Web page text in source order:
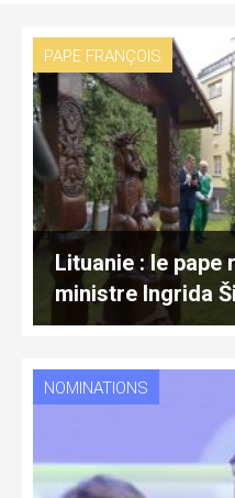
PAPE FRANÇOIS
Lituanie : le pape
ministre Ingrida
NOMINATIONS